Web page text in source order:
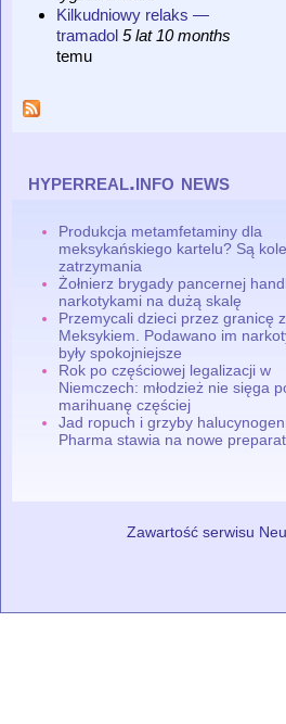
Kilkudniowy relaks —
tramadol 5 lat 10 months
temu
hyperreal.info news
Produkcja metamfetaminy dla
meksykańskiego kartelu? Są
zatrzymania
Żołnierz brygady pancernej
narkotykami na dużą skalę
Przemycali dzieci przez granicę z
Meksykiem. Podawano im
były spokojniejsze
Rok po częściowej legalizacji w
Niemczech: młodzież nie sięga
marihuanę częściej
Jad ropuch i grzyby
Pharma stawia na nowe
Zawartość serwisu